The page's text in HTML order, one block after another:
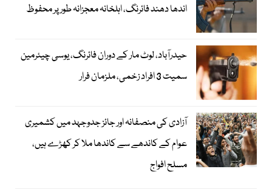
اندھا دھند فائرنگ، اہلخانہ معجزانہ طور پر محفوظ
حیدرآباد، لوٹ مار کے دوران فائرنگ، یوسی چیئرمین
سمیت 3 افراد زخمی، ملزمان فرار
آزادی کی منصفانہ اور جائز جدوجہد میں کشمیری
عوام کے کاندھے سے کاندھا ملا کر کھڑے ہیں،
مسلح افواج